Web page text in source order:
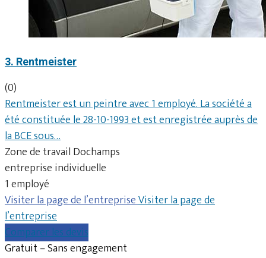
3. Rentmeister
(0)
Rentmeister est un peintre avec 1 employé. La société a
été constituée le 28-10-1993 et est enregistrée auprès de
la BCE sous…
Zone de travail Dochamps
entreprise individuelle
1 employé
Visiter la page de l’entrepriseVisiter la page de
l’entreprise
Comparer les devis
Gratuit – Sans engagement